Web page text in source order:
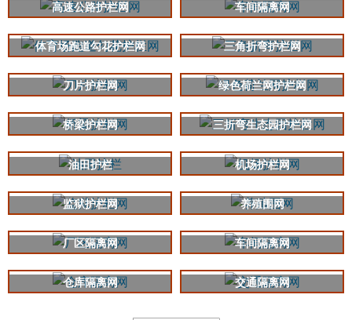
高速公路护栏网 车间隔离网
体育场跑道勾花护栏网 三角折弯护栏网
刀片护栏网 绿色荷兰网护栏网
桥梁护栏网 三折弯生态园护栏网
油田护栏 机场护栏网
监狱护栏网 养殖围网
厂区隔离网 车间隔离网
仓库隔离网 交通隔离网